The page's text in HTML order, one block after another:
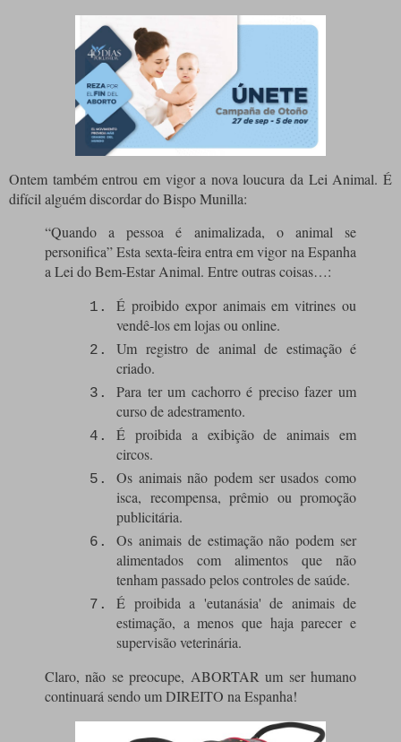
Ontem também entrou em vigor a nova loucura da Lei Animal. É
difícil alguém discordar do Bispo Munilla:
“Quando a pessoa é animalizada, o animal se
personifica” Esta sexta-feira entra em vigor na Espanha
a Lei do Bem-Estar Animal. Entre outras coisas…:
É proibido expor animais em vitrines ou
vendê-los em lojas ou online.
Um registro de animal de estimação é
criado.
Para ter um cachorro é preciso fazer um
curso de adestramento.
É proibida a exibição de animais em
circos.
Os animais não podem ser usados ​​como
isca, recompensa, prêmio ou promoção
publicitária.
Os animais de estimação não podem ser
alimentados com alimentos que não
tenham passado pelos controles de saúde.
É proibida a 'eutanásia' de animais de
estimação, a menos que haja parecer e
supervisão veterinária.
Claro, não se preocupe, ABORTAR um ser humano
continuará sendo um DIREITO na Espanha!